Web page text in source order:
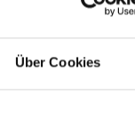
Über Cookies